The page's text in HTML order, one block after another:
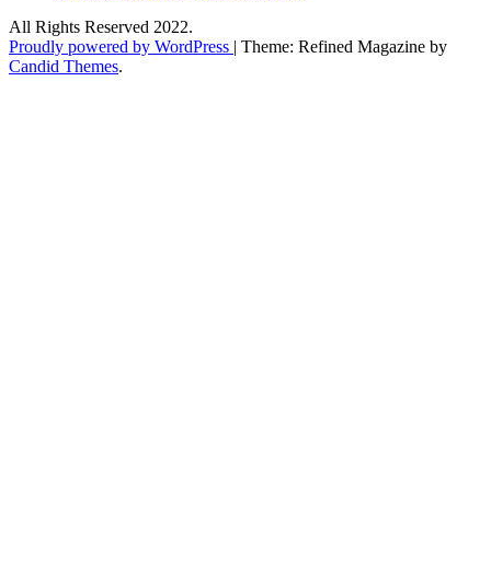
All Rights Reserved 2022.
Proudly powered by WordPress | Theme: Refined Magazine by
Candid Themes.